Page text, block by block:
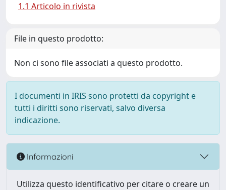
1.1 Articolo in rivista
File in questo prodotto:
Non ci sono file associati a questo prodotto.
I documenti in IRIS sono protetti da copyright e
tutti i diritti sono riservati, salvo diversa
indicazione.
Informazioni
Utilizza questo identificativo per citare o creare un